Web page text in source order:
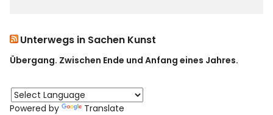
Unterwegs in Sachen Kunst
Übergang. Zwischen Ende und Anfang eines Jahres.
Powered by Translate